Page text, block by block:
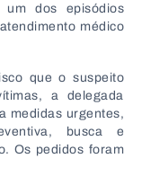
um dos episódios
médico
que o suspeito
a delegada
medidas urgentes,
busca e
Os pedidos foram